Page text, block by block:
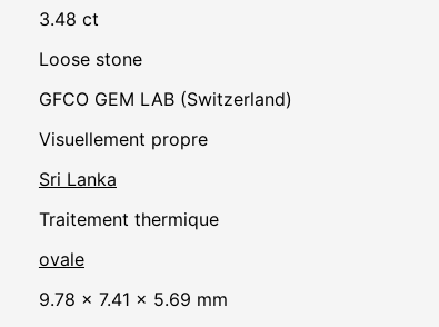
3.48 ct
Loose stone
GFCO GEM LAB (Switzerland)
visuellement propre
Sri Lanka
traitement thermique
ovale
9.78 × 7.41 × 5.69 mm